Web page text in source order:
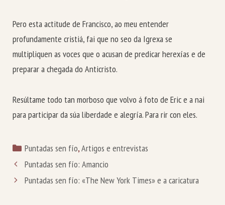
Pero esta actitude de Francisco, ao meu entender
profundamente cristiá, fai que no seo da Igrexa se
multipliquen as voces que o acusan de predicar herexías e de
preparar a chegada do Anticristo.
Resúltame todo tan morboso que volvo á foto de Eric e a nai
para participar da súa liberdade e alegría. Para rir con eles.
Categorías
Puntadas sen fío,Artigos e entrevistas
Puntadas sen fío: Amancio
Puntadas sen fío: «The New York Times» e a caricatura